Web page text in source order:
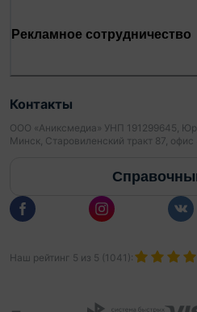
Рекламное сотрудничество
Контакты
ООО «Аниксмедиа» УНП 191299645,
Минск, Старовиленский тракт 87, офис
Наш рейтинг 5 из 5 1041 ):